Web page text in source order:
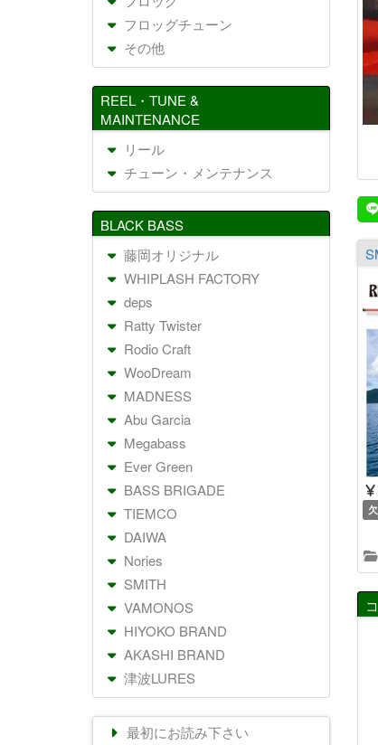
フロッグチューン
その他
REEL・TUNE &
MAINTENANCE
リール
チューン・メンテナンス
BLACK BASS
藤岡オリジナル
WHIPLASH FACTORY
deps
Ratty Twister
Rodio Craft
WooDream
MADNESS
Abu Garcia
Megabass
Ever Green
BASS BRIGADE
TIEMCO
DAIWA
Nories
SMITH
VAMONOS
HIYOKO BRAND
AKASHI BRAND
津波LURES
最初にお読み下さい